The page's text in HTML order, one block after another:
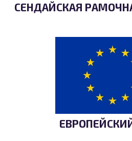
СЕНДАЙСКАЯ